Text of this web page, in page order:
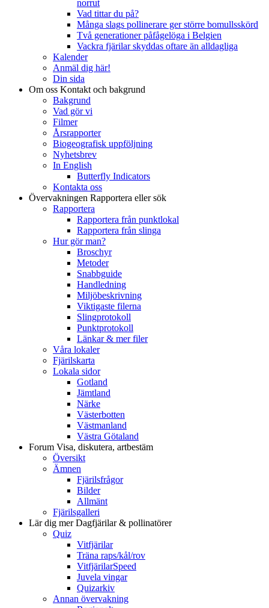
norrut
Vad tittar du på?
Många slags pollinerare ger större bomullsskörd
Två generationer påfågelöga i Belgien
Vackra fjärilar skyddas oftare än alldagliga
Kalender
Anmäl dig här!
Din sida
Om oss Kontakt och bakgrund
Bakgrund
Vad gör vi
Filmer
Årsrapporter
Biogeografisk uppföljning
Nyhetsbrev
In English
Butterfly Indicators
Kontakta oss
Övervakningen Rapportera eller sök
Rapportera
Rapportera från punktlokal
Rapportera från slinga
Hur gör man?
Broschyr
Metoder
Snabbguide
Handledning
Miljöbeskrivning
Viktigaste filerna
Slingprotokoll
Punktprotokoll
Länkar & mer filer
Våra lokaler
Fjärilskarta
Lokala sidor
Gotland
Jämtland
Närke
Västerbotten
Västmanland
Västra Götaland
Forum Visa, diskutera, artbestäm
Översikt
Ämnen
Fjärilsfrågor
Bilder
Allmänt
Fjärilsgalleri
Lär dig merDagfjärilar & pollinatörer
Quiz
Vitfjärilar
Träna raps/kål/rov
VitfjärilarSpeed
Juvela vingar
Quizarkiv
Annan övervakning